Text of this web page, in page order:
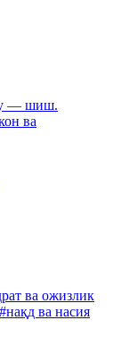
— шиш.
ва
ва ожизлик
#нақд ва насия